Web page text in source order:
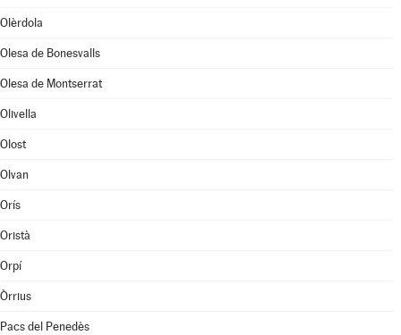
Olèrdola
Olesa de Bonesvalls
Olesa de Montserrat
Olivella
Olost
Olvan
Orís
Oristà
Orpí
Òrrius
Pacs del Penedès